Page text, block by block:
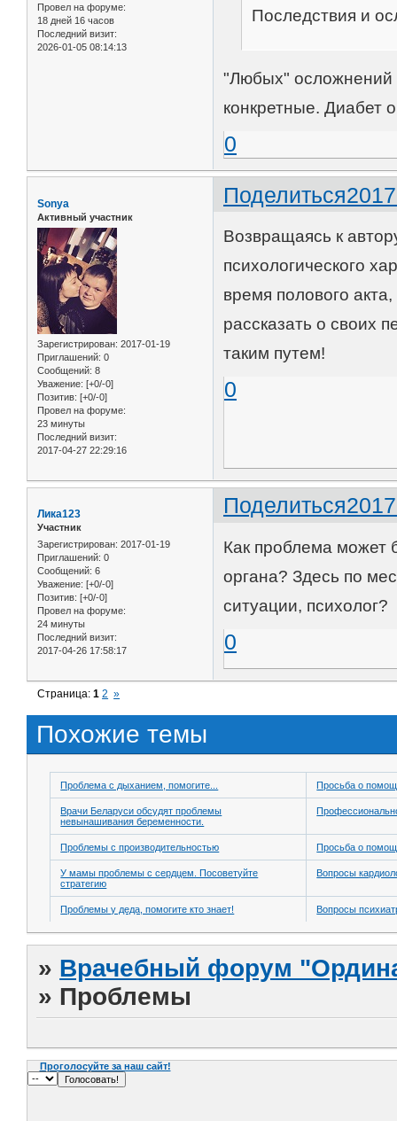
Провел на форуме:
18 дней 16 часов
Последний визит:
2026-01-05 08:14:13
Последствия и
"Любых" осложнений
конкретные. Диабет
0
Поделиться
Sonya
Активный участник
Зарегистрирован: 2017-01-19
Приглашений: 0
Сообщений: 8
Уважение: [+0/-0]
Позитив: [+0/-0]
Провел на форуме:
23 минуты
Последний визит:
2017-04-27 22:29:16
Возвращаясь к
психологического
время полового
рассказать о своих
таким путем!
0
Поделиться
Лика123
Участник
Зарегистрирован: 2017-01-19
Приглашений: 0
Сообщений: 6
Уважение: [+0/-0]
Позитив: [+0/-0]
Провел на форуме:
24 минуты
Последний визит:
2017-04-26 17:58:17
Как проблема может
органа? Здесь по
ситуации, психолог?
0
Страница:1 2 »
Похожие темы
Проблема с дыханием, помогите... Просьба о
Врачи Беларуси обсудят проблемы
невынашивания беременности.
Проблемы с производительностью Просьба о
У мамы проблемы с сердцем. Посоветуйте
стратегию
Вопросы
Проблемы у деда, помогите кто знает! Вопросы
» Врачебный форум
» Проблемы
Проголосуйте за наш сайт!